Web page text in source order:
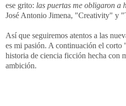
ese grito: las puertas me obligaron a
José Antonio Jimena, "Creativity" y
Así que seguiremos atentos a las
es mi pasión. A continuación el corto
historia de ciencia ficción hecha con
ambición.